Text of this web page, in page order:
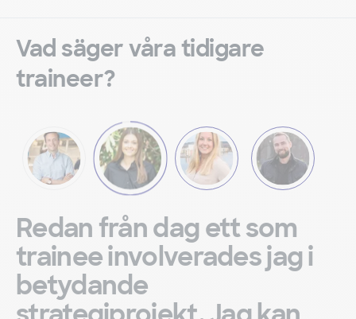
Vad säger våra tidigare
traineer?
Redan från dag ett som
trainee involverades jag i
betydande